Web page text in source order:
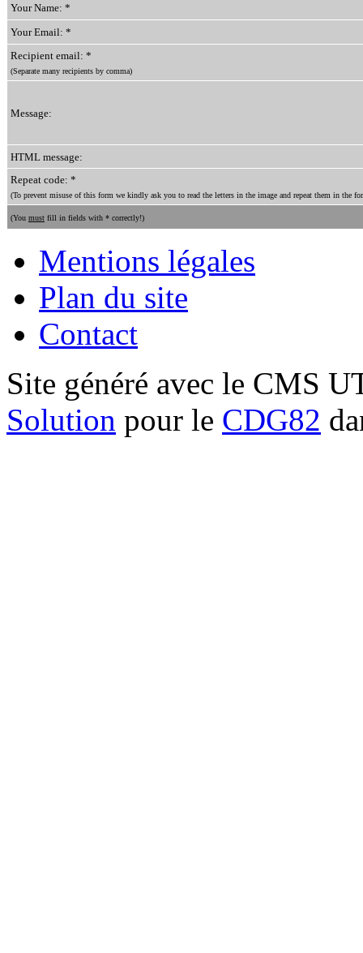
Your Name: *
Your Email: *
Recipient email: *
(Separate many recipients by comma)
Message:
HTML message:
Repeat code: *
(To prevent misuse of this form we kindly ask you to read the letters in the image and repeat them in the
(You must fill in fields with * correctly!)
Mentions légales
Plan du site
Contact
Site généré avec le CMS
Solution pour le CDG82